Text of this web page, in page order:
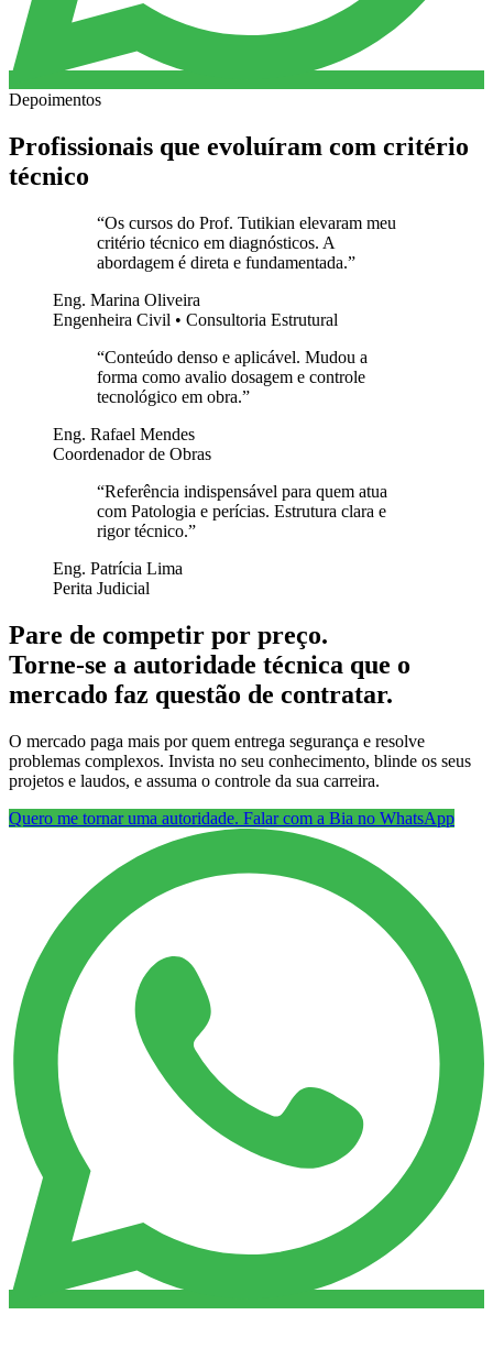
Depoimentos
Profissionais que evoluíram com critério
técnico
“Os cursos do Prof. Tutikian elevaram meu
critério técnico em diagnósticos. A
abordagem é direta e fundamentada.”
Eng. Marina Oliveira
Engenheira Civil • Consultoria Estrutural
“Conteúdo denso e aplicável. Mudou a
forma como avalio dosagem e controle
tecnológico em obra.”
Eng. Rafael Mendes
Coordenador de Obras
“Referência indispensável para quem atua
com Patologia e perícias. Estrutura clara e
rigor técnico.”
Eng. Patrícia Lima
Perita Judicial
Pare de competir por preço.
Torne-se a autoridade técnica que o
mercado faz questão de contratar.
O mercado paga mais por quem entrega segurança e resolve
problemas complexos. Invista no seu conhecimento, blinde os seus
projetos e laudos, e assuma o controle da sua carreira.
Quero me tornar uma autoridade. Falar com a Bia no WhatsApp